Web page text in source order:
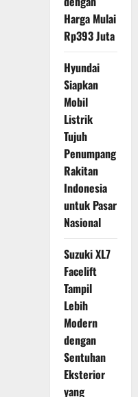
Harga Mulai
Rp393 Juta
Hyundai
Siapkan
Mobil
Listrik
Tujuh
Penumpang
Rakitan
Indonesia
untuk Pasar
Nasional
Suzuki XL7
Facelift
Tampil
Lebih
Modern
dengan
Sentuhan
Eksterior
yang